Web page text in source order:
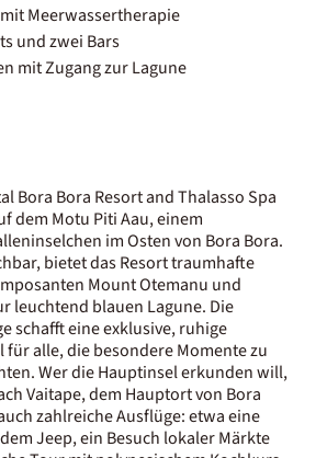
Meerwassertherapie
und zwei Bars
mit Zugang zur Lagune
Bora Bora Resort and Thalasso Spa
dem Motu Piti Aau, einem
im Osten von Bora Bora.
bietet das Resort traumhafte
Mount Otemanu und
leuchtend blauen Lagune. Die
schafft eine exklusive, ruhige
für alle, die besondere Momente zu
Wer die Hauptinsel erkunden will,
Vaitape, dem Hauptort von Bora
zahlreiche Ausflüge: etwa eine
Jeep, ein Besuch lokaler Märkte